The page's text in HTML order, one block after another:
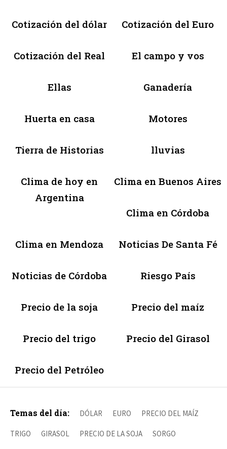
Cotización del dólar Cotización del Euro
Cotización del Real El campo y vos
Ellas Ganadería
Huerta en casa Motores
Tierra de Historias lluvias
Clima de hoy en
Argentina
Clima en Buenos Aires
Clima en Córdoba
Clima en Mendoza Noticias De Santa Fé
Noticias de Córdoba Riesgo País
Precio de la soja Precio del maíz
Precio del trigo Precio del Girasol
Precio del Petróleo
Temas del día: DÓLAR EURO PRECIO DEL MAÍZ
TRIGO GIRASOL PRECIO DE LA SOJA SORGO